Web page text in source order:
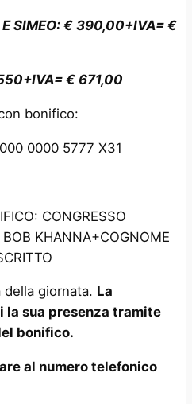
SIMEO: € 390,00+IVA= €
€ 671,00
bonifico:
0000 5777 X31
CONGRESSO
KHANNA+COGNOME
della giornata. La
la sua presenza tramite
bonifico.
al numero telefonico